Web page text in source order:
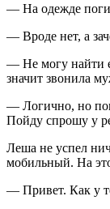
— На одежде
— Вроде нет, а
— Не могу найти
значит звонила
— Логично, но
Пойду спрошу у
Леша не успел
мобильный. На
— Привет. Как у